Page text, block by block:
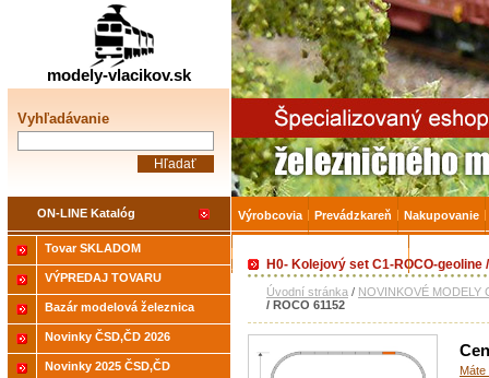
H0- Kolejový set C1-ROCO-geoline
Úvodní stránka / NOVINKOVÉ MODELY
/ ROCO 61152
Máte
Tovar SKLADOM
VÝPREDAJ TOVARU
Bazár modelová železnica
Novinky ČSD,ČD 2026
Novinky 2025 ČSD,ČD
modely-vlacikov.sk
Vyhľadávanie
ON-LINE Katalóg
Železničné
Výrobcovia Prevádzkareň Nakupovanie